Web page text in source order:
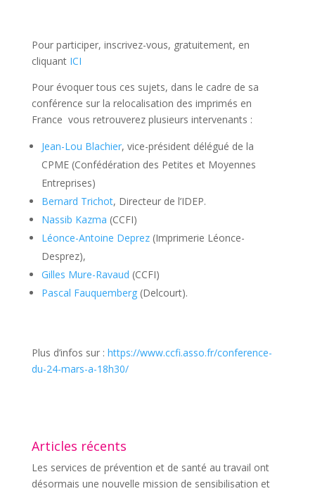
Pour participer, inscrivez-vous, gratuitement, en
cliquant ICI
Pour évoquer tous ces sujets, dans le cadre de sa
conférence sur la relocalisation des imprimés en
France vous retrouverez plusieurs intervenants :
Jean-Lou Blachier, vice-président délégué de la
CPME (Confédération des Petites et Moyennes
Entreprises)
Bernard Trichot, Directeur de l’IDEP.
Nassib Kazma (CCFI)
Léonce-Antoine Deprez(Imprimerie Léonce-
Desprez),
Gilles Mure-Ravaud (CCFI)
Pascal Fauquemberg(Delcourt).
Plus d’infos sur : https://www.ccfi.asso.fr/conference-
du-24-mars-a-18h30/
Articles récents
Les services de prévention et de santé au travail ont
désormais une nouvelle mission de sensibilisation et